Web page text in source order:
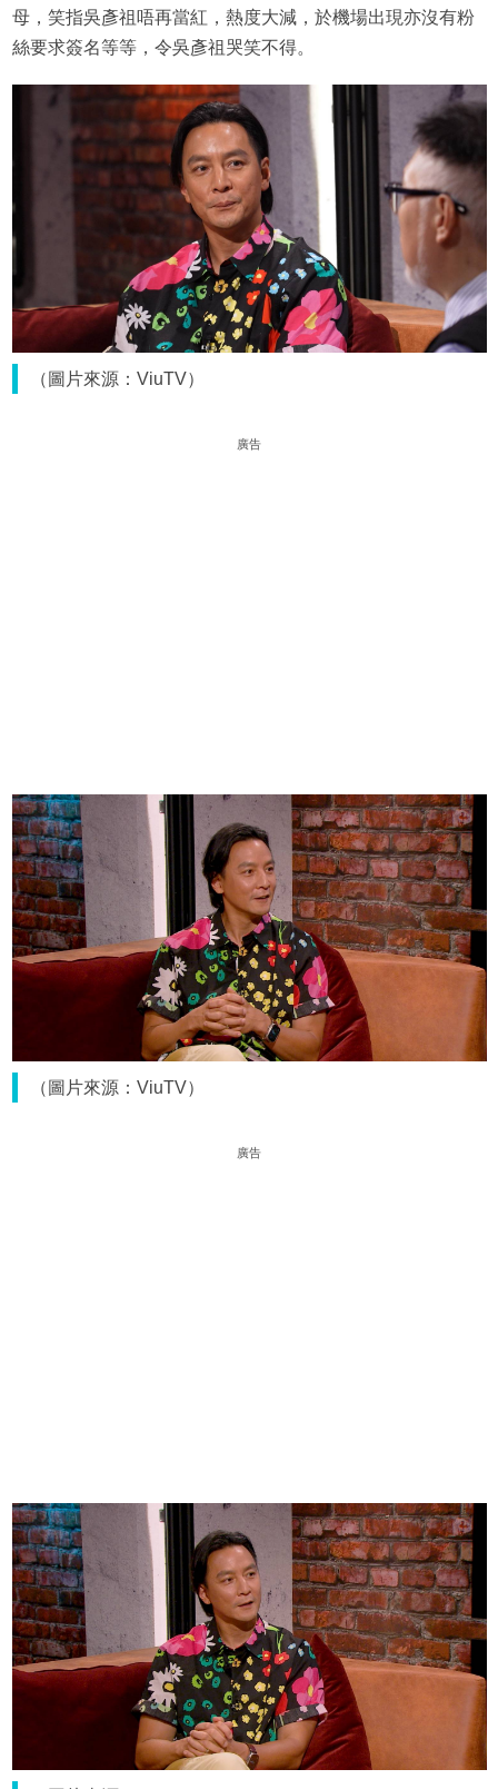
母，笑指吳彥祖唔再當紅，熱度大減，於機場出現亦沒有粉
絲要求簽名等等，令吳彥祖哭笑不得。
（圖片來源：ViuTV）
廣告
（圖片來源：ViuTV）
廣告